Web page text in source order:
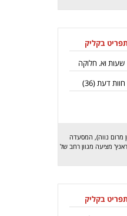
עם מבחר רב של
בקליק
שעות וא. חלוקה
חוות דעת (36
)
7 רמת גן (קניון מרום נווה), המסעדה
מציעה מגוון רחב של
ראנץ' צ'יקן, קומבינה
בקליק